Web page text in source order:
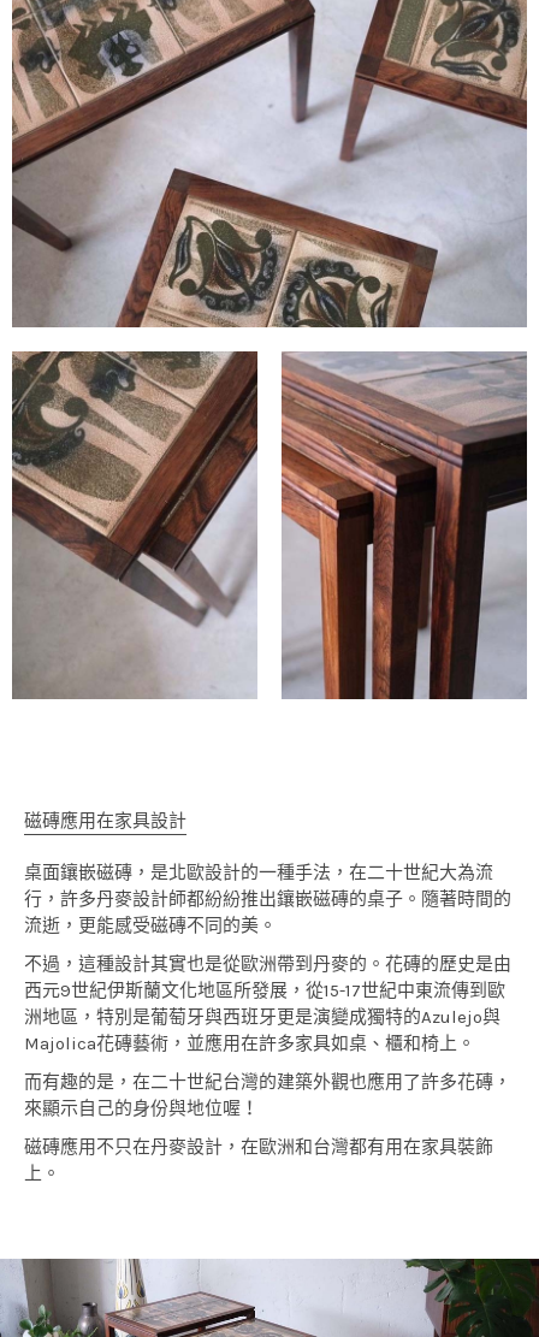
磁磚應用在家具設計
桌面鑲嵌磁磚，是北歐設計的一種手法，在二十世紀大為流
行，許多丹麥設計師都紛紛推出鑲嵌磁磚的桌子。隨著時間的
流逝，更能感受磁磚不同的美。
不過，這種設計其實也是從歐洲帶到丹麥的。花磚的歷史是由
西元9世紀伊斯蘭文化地區所發展，從15-17世紀中東流傳到歐
洲地區，特別是葡萄牙與西班牙更是演變成獨特的Azulejo與
Majolica花磚藝術，並應用在許多家具如桌、櫃和椅上。
而有趣的是，在二十世紀台灣的建築外觀也應用了許多花磚，
來顯示自己的身份與地位喔！
磁磚應用不只在丹麥設計，在歐洲和台灣都有用在家具裝飾
上。